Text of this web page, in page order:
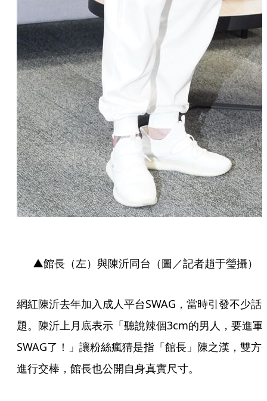
▲館長（左）與陳沂同台（圖／記者趙于瑩攝）
網紅陳沂去年加入成人平台SWAG，當時引發不少話
題。陳沂上月底表示「聽說辣個3cm的男人，要進軍
SWAG了！」讓粉絲瘋猜是指「館長」陳之漢，雙方
進行交棒，館長也公開自身真實尺寸。